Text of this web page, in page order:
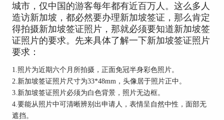
城市，仅中国的游客每年都有近百万人。这么多人
造访新加坡，都必然要办理新加坡签证，那么肯定
得拍摄新加坡签证照片，那就必须要知道新加坡签
证照片的要求。先来具体了解一下新加坡签证照片
要求：
1.照片为近期六个月所拍摄，正面免冠半身彩色照片。
2.新加坡签证照片尺寸为33*48mm，头像居于照片正中。
3.新加坡签证照片必须为白色背景，照片无边框。
4.要能从照片中可清晰辨别出申请人，表情呈自然中性，面部无
遮挡。